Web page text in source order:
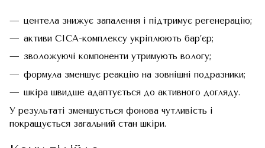
центела знижує запалення і підтримує регенерацію;
активи CICA-комплексу укріплюють бар’єр;
зволожуючі компоненти утримують вологу;
формула зменшує реакцію на зовнішні подразники;
шкіра швидше адаптується до активного догляду.
У результаті зменшується фонова чутливість і
покращується загальний стан шкіри.